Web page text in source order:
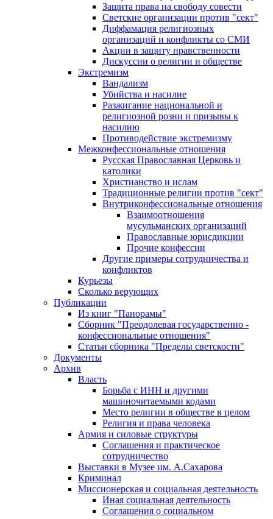
Защита права на свободу совести
Светские организации против "сект"
Диффамация религиозных
организаций и конфликты со СМИ
Акции в защиту нравственности
Дискуссии о религии и обществе
Экстремизм
Вандализм
Убийства и насилие
Разжигание национальной и
религиозной розни и призывы к
насилию
Противодействие экстремизму
Межконфессиональные отношения
Русская Православная Церковь и
католики
Христианство и ислам
Традиционные религии против "сект"
Внутриконфессиональные отношения
Взаимоотношения
мусульманских организаций
Православные юрисдикции
Прочие конфессии
Другие примеры сотрудничества и
конфликтов
Курьезы
Сколько верующих
Публикации
Из книг "Панорамы"
Сборник "Преодолевая государственно -
конфессиональные отношения"
Статьи сборника "Пределы светскости"
Документы
Архив
Власть
Борьба с ИНН и другими
машиночитаемыми кодами
Место религии в обществе в целом
Религия и права человека
Армия и силовые структуры
Соглашения и практическое
сотрудничество
Выставки в Музее им. А.Сахарова
Криминал
Миссионерская и социальная деятельность
Иная социальная деятельность
Соглашения о социальном